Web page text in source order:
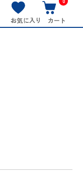
お気に入り カート